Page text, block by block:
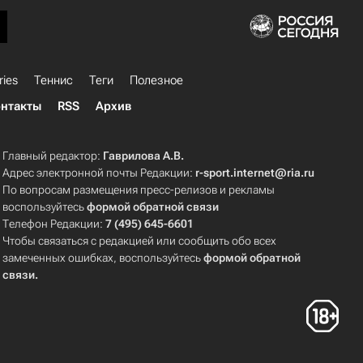
Теннис Теги
Полезное
RSS Архив
Главный редактор: Гаврилова А.В.
Адрес электронной почты Редакции: r-sport.internet@ria.ru
По вопросам размещения пресс-релизов и рекламы
воспользуйтесьформой обратной связи
Телефон Редакции:7 (495) 645-6601
Чтобы связаться с редакцией или сообщить обо всех
замеченных ошибках, воспользуйтесьформой обратной
связи.